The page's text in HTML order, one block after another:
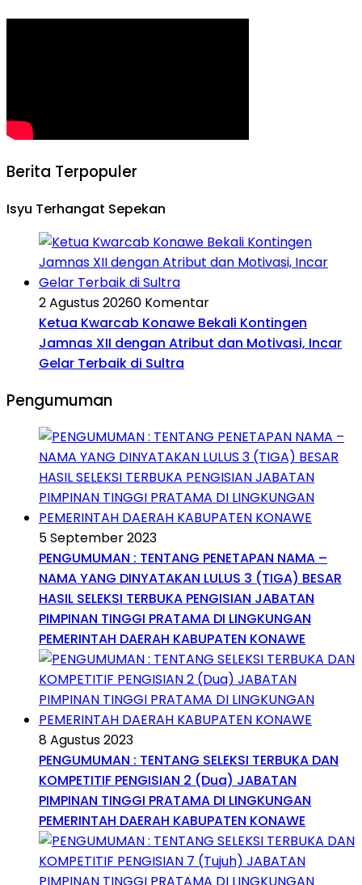
Berita Terpopuler
Isyu Terhangat Sepekan
2 Agustus 20260 Komentar
Ketua Kwarcab Konawe Bekali Kontingen
Jamnas XII dengan Atribut dan Motivasi, Incar
Gelar Terbaik di Sultra
Pengumuman
5 September 2023
PENGUMUMAN : TENTANG PENETAPAN NAMA –
NAMA YANG DINYATAKAN LULUS 3 (TIGA) BESAR
HASIL SELEKSI TERBUKA PENGISIAN JABATAN
PIMPINAN TINGGI PRATAMA DI LINGKUNGAN
PEMERINTAH DAERAH KABUPATEN KONAWE
8 Agustus 2023
PENGUMUMAN : TENTANG SELEKSI TERBUKA DAN
KOMPETITIF PENGISIAN 2 (Dua) JABATAN
PIMPINAN TINGGI PRATAMA DI LINGKUNGAN
PEMERINTAH DAERAH KABUPATEN KONAWE